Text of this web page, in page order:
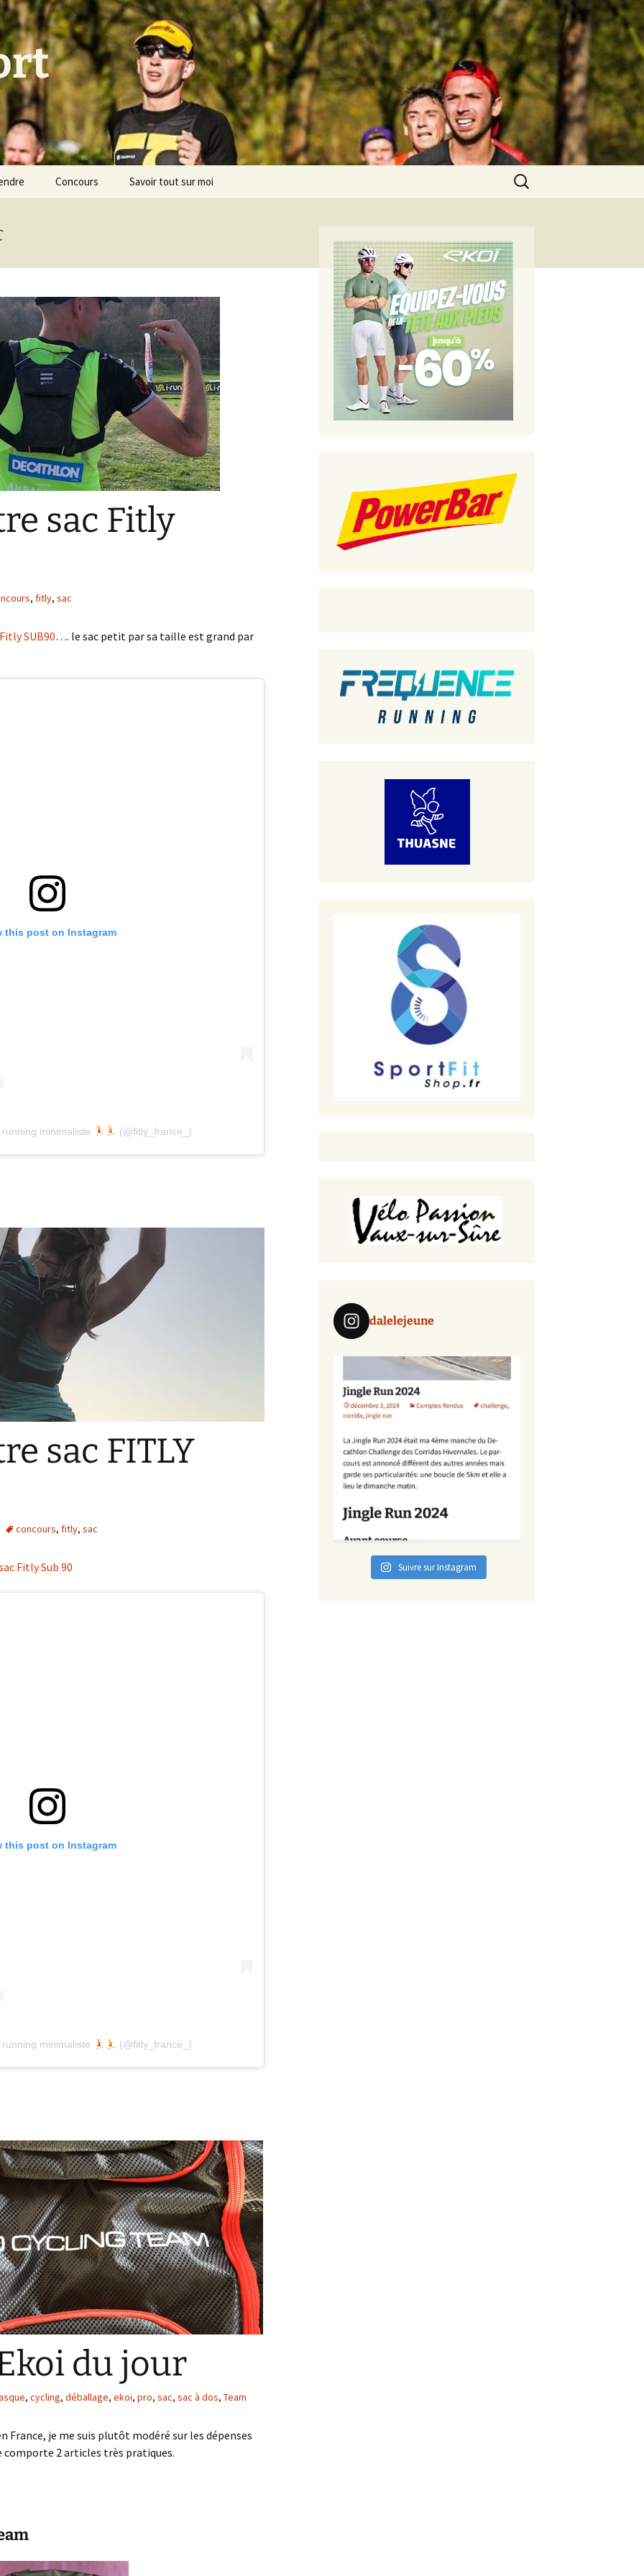
Concours Savoir tout sur moi
Rechercher :
sac Fitly
, fitly, sac
Fitly SUB90…. le sac petit par sa taille est grand par
this post on Instagram
minimaliste (@fitly_france_)
sac FITLY
concours, fitly, sac
Fitly Sub 90
this post on Instagram
minimaliste (@fitly_france_)
du jour
, cycling, déballage, ekoi, pro, sac, sac à dos, Team
France, je me suis plutôt modéré sur les dépenses
2 articles très pratiques.
dalelejeune
Suivre sur Instagram